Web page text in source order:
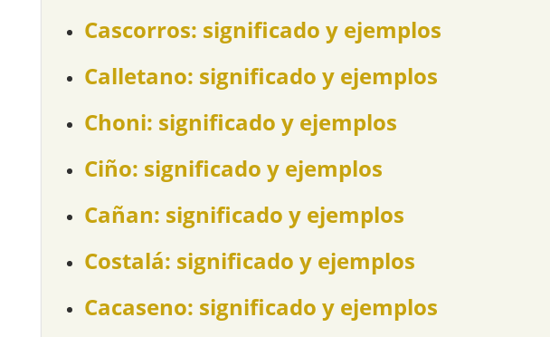
Cascorros: significado y ejemplos
Calletano: significado y ejemplos
Choni: significado y ejemplos
Ciño: significado y ejemplos
Cañan: significado y ejemplos
Costalá: significado y ejemplos
Cacaseno: significado y ejemplos